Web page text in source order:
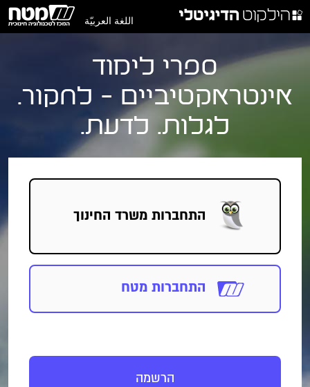
اللغة العربيّة
ספרי לימוד
אינטראקטיביים - לחקור.
לגלות. לדעת.
התחברות משרד החינוך
התחברות מטח
הרשמה